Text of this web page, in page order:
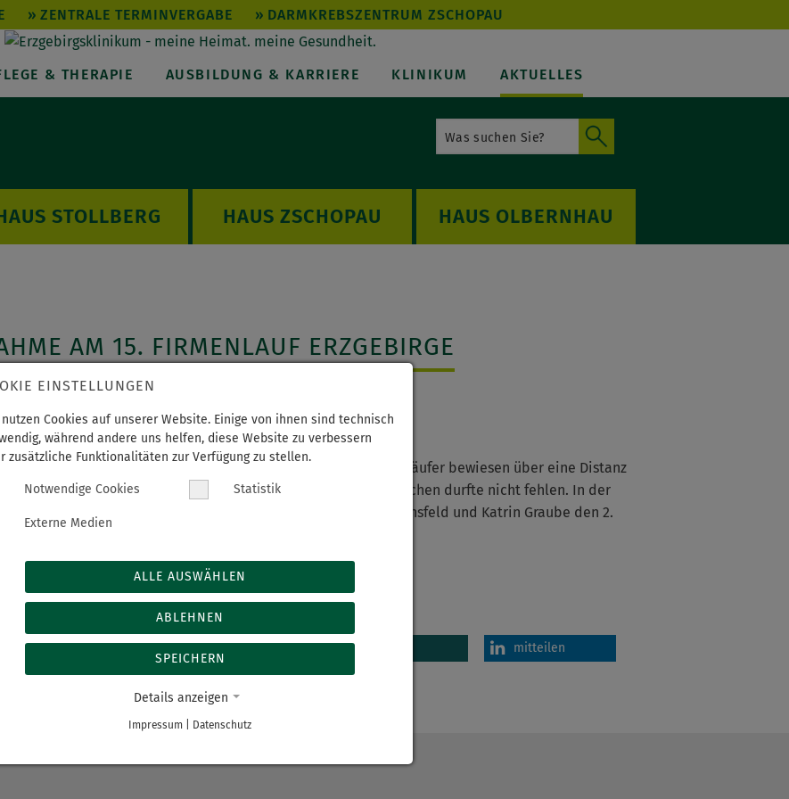
ZENTRALE TERMINVERGABE DARMKREBSZENTRUM ZSCHOPAU
& THERAPIE AUSBILDUNG & KARRIERE KLINIKUM AKTUELLES
STOLLBERG ZSCHOPAU OLBERNHAU
AM 15. FIRMENLAUF ERZGEBIRGE
Mal fand der Firmenlauf
war das Erzgebirgsklinikum vertreten. 15 Läuferinnen und Läufer bewiesen über eine Distanz
sowie Durchhaltevermögen. Auch ein Platz auf dem Treppchen durfte nicht fehlen. In der
Susann Schubert (Captain), Katrin Mannsfeld, Paula Mannsfeld und Katrin Graube den 2.
teilen tweet mitteilen
EINSTELLUNGEN
Cookies auf unserer Website. Einige von ihnen sind technisch
während andere uns helfen, diese Website zu verbessern
zusätzliche Funktionalitäten zur Verfügung zu stellen.
Notwendige Cookies Statistik
Externe Medien
ALLE AUSWÄHLEN
ABLEHNEN
SPEICHERN
Details anzeigen
Impressum Datenschutz